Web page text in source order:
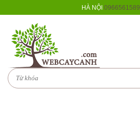
HÀ NỘI 0966561589